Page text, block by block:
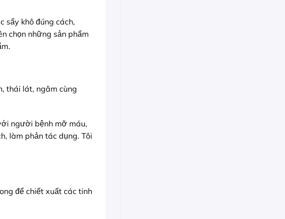
sấy khô đúng cách,
chọn những sản phẩm
thái lát, ngâm cùng
người bệnh mỡ máu,
làm phản tác dụng. Tôi
để chiết xuất các tinh